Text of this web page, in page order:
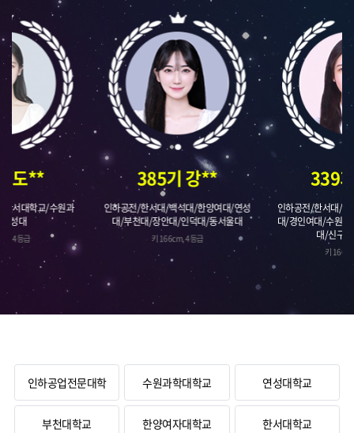
도**
한서대학교/수원과
성대
4등급
385기 강**
인하공전/한서대/백석대/한양여대/연성
대/부천대/장안대/인덕대/동서울대
키 166cm, 4등급
339
인하공전/한서대/
대/경인여대/수원
대/신구
키
인하공업전문대학 수원과학대학교 연성대학교
부천대학교 한양여자대학교 한서대학교